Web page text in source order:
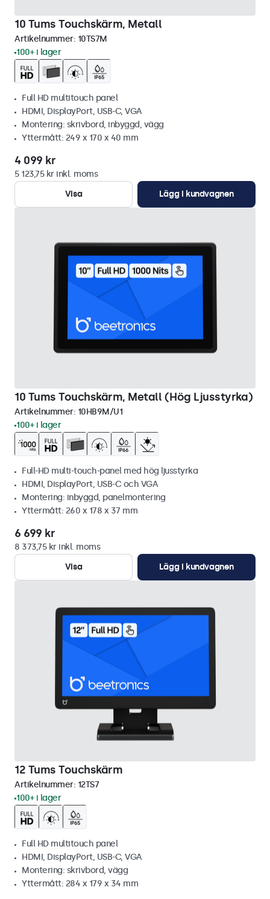
10 Tums Touchskärm, Metall
Artikelnummer: 10TS7M
100+ i lager
Full HD multitouch panel
HDMI, DisplayPort, USB-C, VGA
Montering: skrivbord, inbyggd, vägg
Yttermått: 249 x 170 x 40 mm
4 099 kr
5 123,75 kr inkl. moms
Visa
Lägg i kundvagnen
10 Tums Touchskärm, Metall (Hög Ljusstyrka)
Artikelnummer: 10HB9M/U1
100+ i lager
Full-HD multi-touch-panel med hög ljusstyrka
HDMI, DisplayPort, USB-C och VGA
Montering: inbyggd, panelmontering
Yttermått: 260 x 178 x 37 mm
6 699 kr
8 373,75 kr inkl. moms
Visa
Lägg i kundvagnen
12 Tums Touchskärm
Artikelnummer: 12TS7
100+ i lager
Full HD multitouch panel
HDMI, DisplayPort, USB-C, VGA
Montering: skrivbord, vägg
Yttermått: 284 x 179 x 34 mm